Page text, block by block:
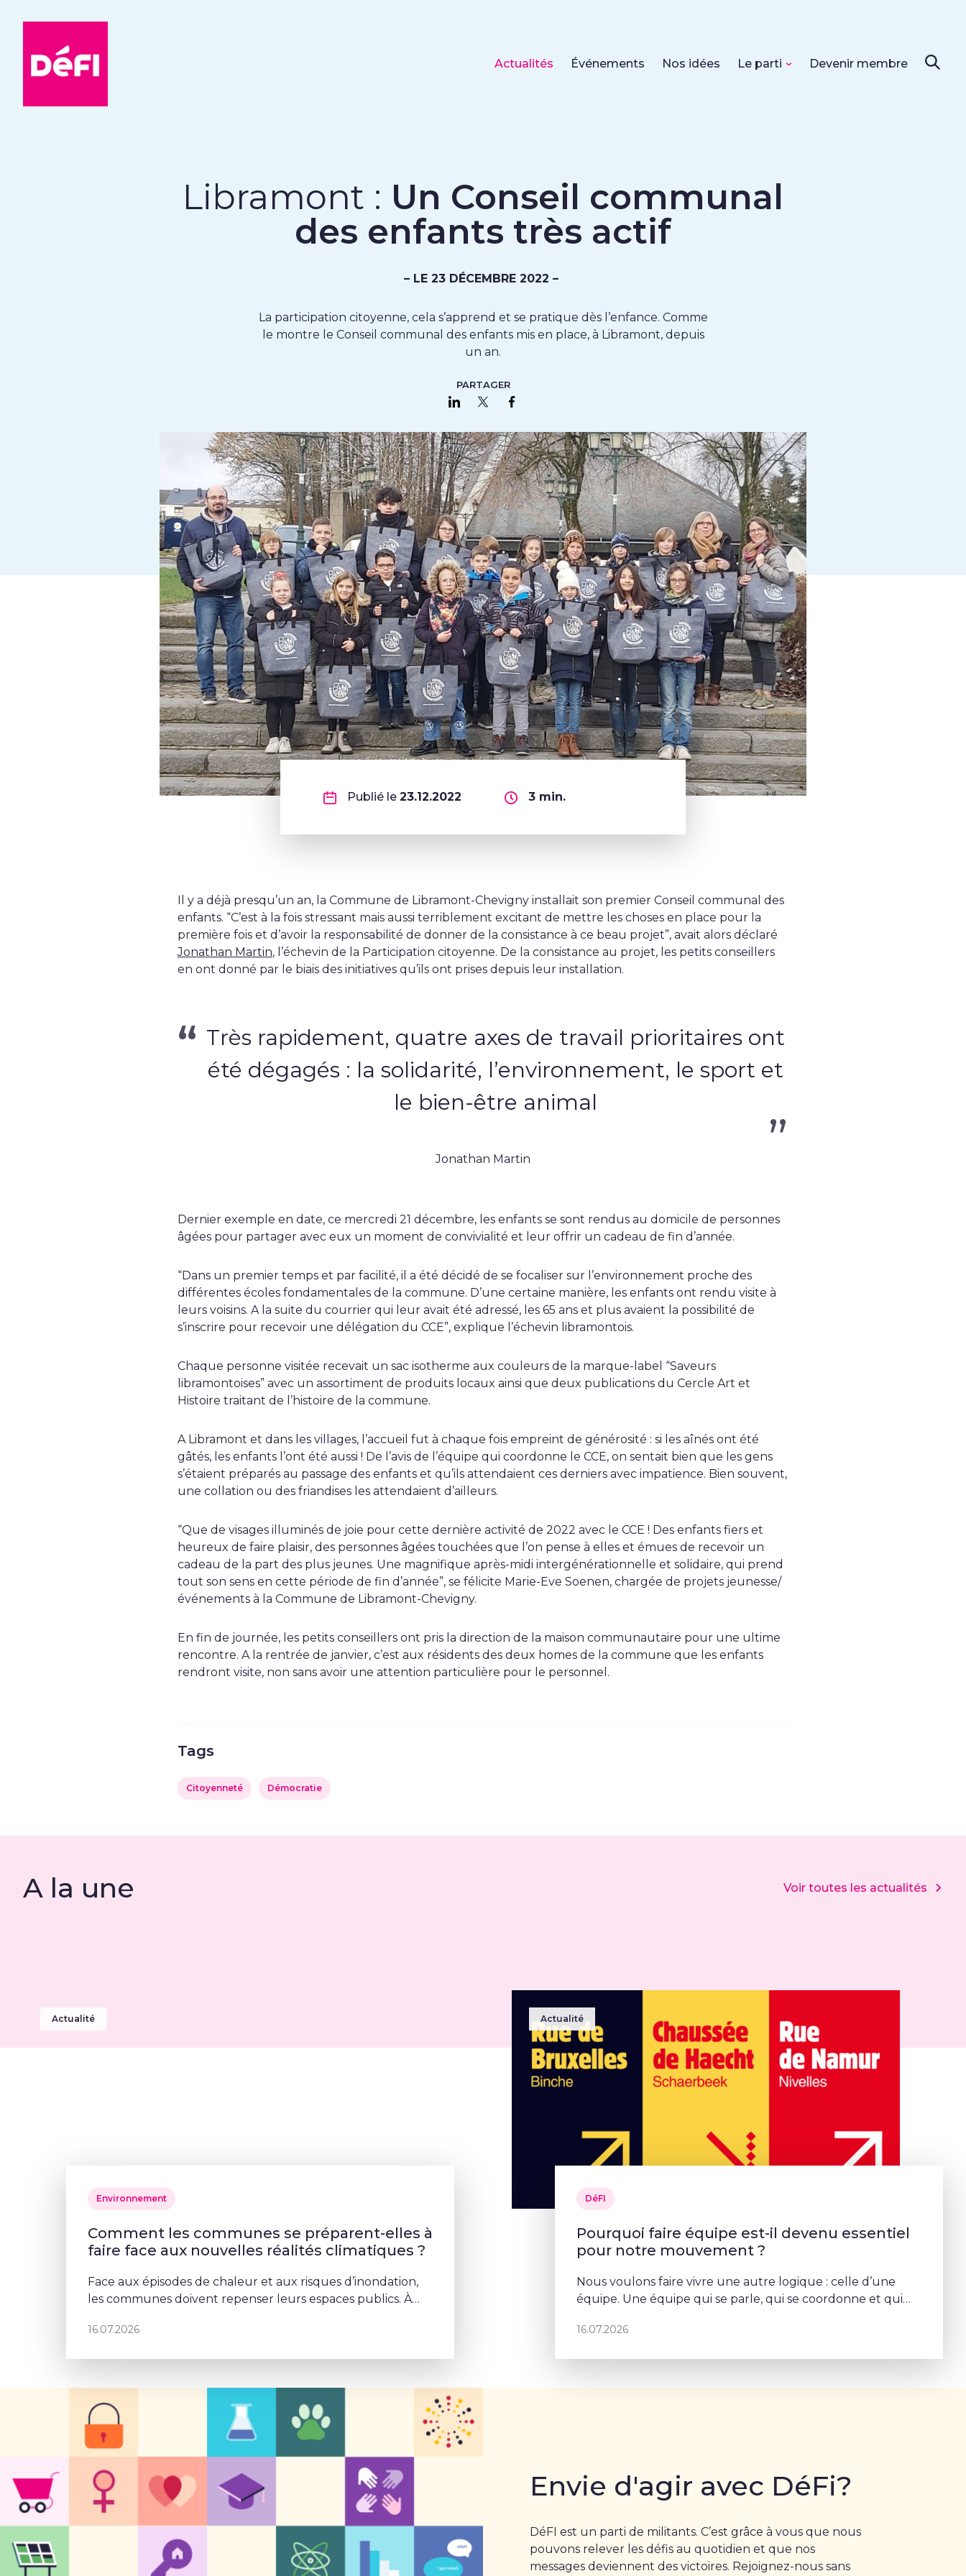
Actualités Événements Nos idées Le parti Devenir membre
Libramont : Un Conseil communal
des enfants très actif
– LE 23 DÉCEMBRE 2022 –
La participation citoyenne, cela s’apprend et se pratique dès l’enfance. Comme
le montre le Conseil communal des enfants mis en place, à Libramont, depuis
un an.
PARTAGER
Partager sur LinkedIn
Partager sur Twitter
Publié le 23.12.2022 3 min.
Il y a déjà presqu’un an, la Commune de Libramont-Chevigny installait son premier Conseil communal des
enfants. “C’est à la fois stressant mais aussi terriblement excitant de mettre les choses en place pour la
première fois et d’avoir la responsabilité de donner de la consistance à ce beau projet”, avait alors déclaré
Jonathan Martin, l’échevin de la Participation citoyenne. De la consistance au projet, les petits conseillers
en ont donné par le biais des initiatives qu’ils ont prises depuis leur installation.
Très rapidement, quatre axes de travail prioritaires ont
été dégagés : la solidarité, l’environnement, le sport et
le bien-être animal
Jonathan Martin
Dernier exemple en date, ce mercredi 21 décembre, les enfants se sont rendus au domicile de personnes
âgées pour partager avec eux un moment de convivialité et leur offrir un cadeau de fin d’année.
“Dans un premier temps et par facilité, il a été décidé de se focaliser sur l’environnement proche des
différentes écoles fondamentales de la commune. D’une certaine manière, les enfants ont rendu visite à
leurs voisins. A la suite du courrier qui leur avait été adressé, les 65 ans et plus avaient la possibilité de
s’inscrire pour recevoir une délégation du CCE”, explique l’échevin libramontois.
Chaque personne visitée recevait un sac isotherme aux couleurs de la marque-label “Saveurs
libramontoises” avec un assortiment de produits locaux ainsi que deux publications du Cercle Art et
Histoire traitant de l’histoire de la commune.
A Libramont et dans les villages, l’accueil fut à chaque fois empreint de générosité : si les aînés ont été
gâtés, les enfants l’ont été aussi ! De l’avis de l’équipe qui coordonne le CCE, on sentait bien que les gens
s’étaient préparés au passage des enfants et qu’ils attendaient ces derniers avec impatience. Bien souvent,
une collation ou des friandises les attendaient d’ailleurs.
“Que de visages illuminés de joie pour cette dernière activité de 2022 avec le CCE ! Des enfants fiers et
heureux de faire plaisir, des personnes âgées touchées que l’on pense à elles et émues de recevoir un
cadeau de la part des plus jeunes. Une magnifique après-midi intergénérationnelle et solidaire, qui prend
tout son sens en cette période de fin d’année”, se félicite Marie-Eve Soenen, chargée de projets jeunesse/
événements à la Commune de Libramont-Chevigny.
En fin de journée, les petits conseillers ont pris la direction de la maison communautaire pour une ultime
rencontre. A la rentrée de janvier, c’est aux résidents des deux homes de la commune que les enfants
rendront visite, non sans avoir une attention particulière pour le personnel.
Tags
Citoyenneté Démocratie
A la une Voir toutes les actualités
Actualité
Environnement
Comment les communes se préparent-elles à
faire face aux nouvelles réalités climatiques ?
Face aux épisodes de chaleur et aux risques d’inondation,
les communes doivent repenser leurs espaces publics. À
et la participation cito
16.07.2026
Actualité
DéFI
Pourquoi faire équipe est-il devenu essentiel
pour notre mouvement ?
Nous voulons faire vivre une autre logique : celle d’une
équipe. Une équipe qui se parle, qui se coordonne et qui
16.07.2026
Envie d'agir avec DéFi?
DéFI est un parti de militants. C’est grâce à vous que nous
pouvons relever les défis au quotidien et que nos
messages deviennent des victoires. Rejoignez-nous sans